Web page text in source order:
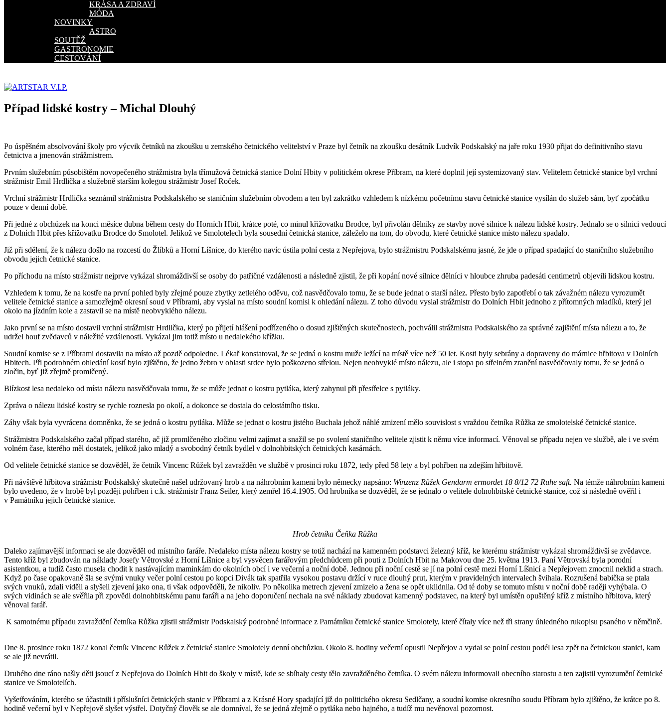
KRÁSA A ZDRAVÍ
MÓDA
NOVINKY
ASTRO
SOUTĚŽ
GASTRONOMIE
CESTOVÁNÍ
Případ lidské kostry – Michal Dlouhý
Po úspěšném absolvování školy pro výcvik četníků na zkoušku u zemského četnického velitelství v Praze byl četník na zkoušku desátník Ludvík Podskalský na jaře roku 1930 přijat do definitivního stavu
četnictva a jmenován strážmistrem.
Prvním služebním působištěm novopečeného strážmistra byla třímužová četnická stanice Dolní Hbity v politickém okrese Příbram, na které doplnil její systemizovaný stav. Velitelem četnické stanice byl vrchní
strážmistr Emil Hrdlička a služebně starším kolegou strážmistr Josef Roček.
Vrchní strážmistr Hrdlička seznámil strážmistra Podskalského se staničním služebním obvodem a ten byl zakrátko vzhledem k nízkému početnímu stavu četnické stanice vysílán do služeb sám, byť zpočátku
pouze v denní době.
Při jedné z obchůzek na konci měsíce dubna během cesty do Horních Hbit, krátce poté, co minul křižovatku Brodce, byl přivolán dělníky ze stavby nové silnice k nálezu lidské kostry. Jednalo se o silnici vedoucí
z Dolních Hbit přes křižovatku Brodce do Smolotel. Jelikož ve Smolotelech byla sousední četnická stanice, záleželo na tom, do obvodu, které četnické stanice místo nálezu spadalo.
Již při sdělení, že k nálezu došlo na rozcestí do Žlíbků a Horní Líšnice, do kterého navíc ústila polní cesta z Nepřejova, bylo strážmistru Podskalskému jasné, že jde o případ spadající do staničního služebního
obvodu jejich četnické stanice.
Po příchodu na místo strážmistr nejprve vykázal shromáždivší se osoby do patřičné vzdálenosti a následně zjistil, že při kopání nové silnice dělníci v hloubce zhruba padesáti centimetrů objevili lidskou kostru.
Vzhledem k tomu, že na kostře na první pohled byly zřejmé pouze zbytky zetlelého oděvu, což nasvědčovalo tomu, že se bude jednat o starší nález. Přesto bylo zapotřebí o tak závažném nálezu vyrozumět
velitele četnické stanice a samozřejmě okresní soud v Příbrami, aby vyslal na místo soudní komisi k ohledání nálezu. Z toho důvodu vyslal strážmistr do Dolních Hbit jednoho z přítomných mladíků, který jel
okolo na jízdním kole a zastavil se na místě neobvyklého nálezu.
Jako první se na místo dostavil vrchní strážmistr Hrdlička, který po přijetí hlášení podřízeného o dosud zjištěných skutečnostech, pochválil strážmistra Podskalského za správné zajištění místa nálezu a to, že
udržel houf zvědavců v náležité vzdálenosti. Vykázal jim totiž místo u nedalekého křížku.
Soudní komise se z Příbrami dostavila na místo až pozdě odpoledne. Lékař konstatoval, že se jedná o kostru muže ležící na místě více než 50 let. Kosti byly sebrány a dopraveny do márnice hřbitova v Dolních
Hbitech. Při podrobném ohledání kostí bylo zjištěno, že jedno žebro v oblasti srdce bylo poškozeno střelou. Nejen neobvyklé místo nálezu, ale i stopa po střelném zranění nasvědčovaly tomu, že se jedná o
zločin, byť již zřejmě promlčený.
Blízkost lesa nedaleko od místa nálezu nasvědčovala tomu, že se může jednat o kostru pytláka, který zahynul při přestřelce s pytláky.
Zpráva o nálezu lidské kostry se rychle roznesla po okolí, a dokonce se dostala do celostátního tisku.
Záhy však byla vyvrácena domněnka, že se jedná o kostru pytláka. Může se jednat o kostru jistého Buchala jehož náhlé zmizení mělo souvislost s vraždou četníka Růžka ze smolotelské četnické stanice.
Strážmistra Podskalského začal případ starého, ač již promlčeného zločinu velmi zajímat a snažil se po svolení staničního velitele zjistit k němu více informací. Věnoval se případu nejen ve službě, ale i ve svém
volném čase, kterého měl dostatek, jelikož jako mladý a svobodný četník bydlel v dolnohbitských četnických kasárnách.
Od velitele četnické stanice se dozvěděl, že četník Vincenc Růžek byl zavražděn ve službě v prosinci roku 1872, tedy před 58 lety a byl pohřben na zdejším hřbitově.
Při návštěvě hřbitova strážmistr Podskalský skutečně našel udržovaný hrob a na náhrobním kameni bylo německy napsáno: Winzenz Růžek Gendarm ermordet 18 8/12 72 Ruhe saft. Na témže náhrobním kameni
bylo uvedeno, že v hrobě byl později pohřben i c.k. strážmistr Franz Seiler, který zemřel 16.4.1905. Od hrobníka se dozvěděl, že se jednalo o velitele dolnohbitské četnické stanice, což si následně ověřil i
v Památníku jejich četnické stanice.
Hrob četníka Čeňka Růžka
Daleko zajímavější informaci se ale dozvěděl od místního faráře. Nedaleko místa nálezu kostry se totiž nachází na kamenném podstavci železný kříž, ke kterému strážmistr vykázal shromáždivší se zvědavce.
Tento kříž byl zbudován na náklady Josefy Větrovské z Horní Líšnice a byl vysvěcen farářovým předchůdcem při pouti z Dolních Hbit na Makovou dne 25. května 1913. Paní Větrovská byla porodní
asistentkou, a tudíž často musela chodit k nastávajícím maminkám do okolních obcí i ve večerní a noční době. Jednou při noční cestě se jí na polní cestě mezi Horní Líšnicí a Nepřejovem zmocnil neklid a strach.
Když po čase opakovaně šla se svými vnuky večer polní cestou po kopci Divák tak spatřila vysokou postavu držící v ruce dlouhý prut, kterým v pravidelných intervalech švihala. Rozrušená babička se ptala
svých vnuků, zdali viděli a slyšeli zjevení jako ona, ti však odpověděli, že nikoliv. Po několika metrech zjevení zmizelo a žena se opět uklidnila. Od té doby se tomuto místu v noční době raději vyhýbala. O
svých vidinách se ale svěřila při zpovědi dolnohbitskému panu faráři a na jeho doporučení nechala na své náklady zbudovat kamenný podstavec, na který byl umístěn opuštěný kříž z místního hřbitova, který
věnoval farář.
K samotnému případu zavraždění četníka Růžka zjistil strážmistr Podskalský podrobné informace z Památníku četnické stanice Smolotely, které čítaly více než tři strany úhledného rukopisu psaného v němčině.
Dne 8. prosince roku 1872 konal četník Vincenc Růžek z četnické stanice Smolotely denní obchůzku. Okolo 8. hodiny večerní opustil Nepřejov a vydal se polní cestou podél lesa zpět na četnickou stanici, kam
se ale již nevrátil.
Druhého dne ráno našly děti jsoucí z Nepřejova do Dolních Hbit do školy v místě, kde se sbíhaly cesty tělo zavražděného četníka. O svém nálezu informovali obecního starostu a ten zajistil vyrozumění četnické
stanice ve Smolotelích.
Vyšetřováním, kterého se účastnili i příslušníci četnických stanic v Příbrami a z Krásné Hory spadající již do politického okresu Sedlčany, a soudní komise okresního soudu Příbram bylo zjištěno, že krátce po 8.
hodině večerní byl v Nepřejově slyšet výstřel. Dotyčný člověk se ale domníval, že se jedná zřejmě o pytláka nebo hajného, a tudíž mu nevěnoval pozornost.